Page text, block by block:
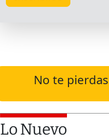
No te
Lo Nuevo